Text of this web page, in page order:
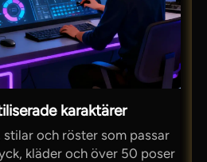
karaktärer
stilar och röster som passar
kläder och över 50 poser